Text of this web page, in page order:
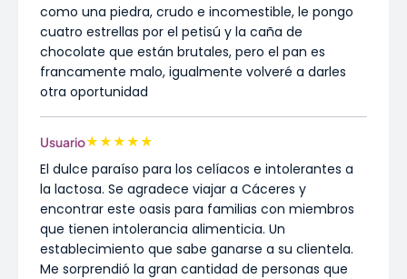
como una piedra, crudo e incomestible, le pongo
cuatro estrellas por el petisú y la caña de
chocolate que están brutales, pero el pan es
francamente malo, igualmente volveré a darles
otra oportunidad
Usuario★★★★★
El dulce paraíso para los celíacos e intolerantes a
la lactosa. Se agradece viajar a Cáceres y
encontrar este oasis para familias con miembros
que tienen intolerancia alimenticia. Un
establecimiento que sabe ganarse a su clientela.
Me sorprendió la gran cantidad de personas que